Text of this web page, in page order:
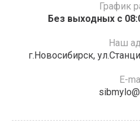
График
Без выходных с
Наш
г.Новосибирск,
E-